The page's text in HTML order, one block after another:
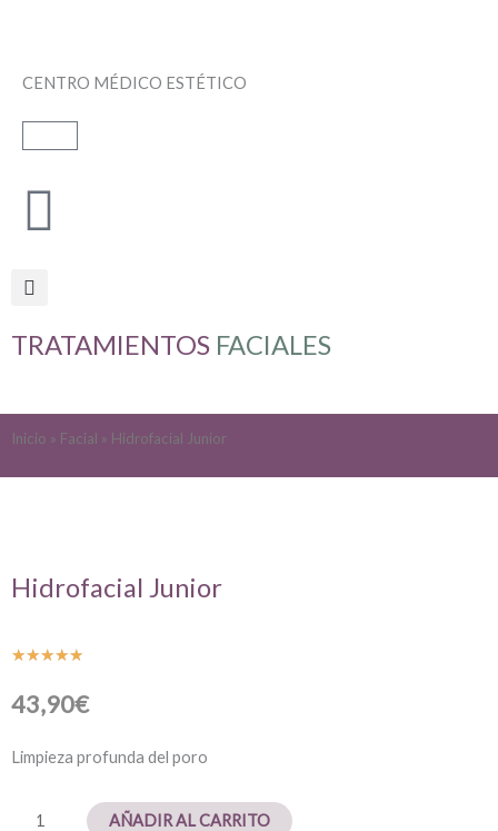
CENTRO MÉDICO ESTÉTICO
TRATAMIENTOS FACIALES
Inicio » Facial » Hidrofacial Junior
Hidrofacial Junior
★★★★★
5
5
43,90€
Limpieza profunda del poro
Hidrofacial
AÑADIR AL CARRITO